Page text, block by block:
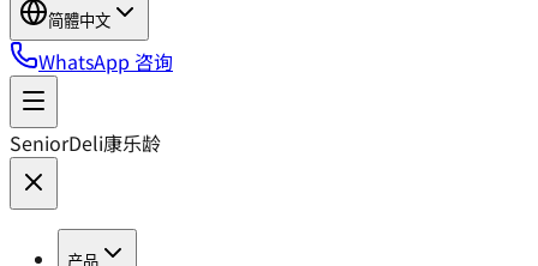
简體中文
WhatsApp 咨询
SeniorDeli康乐龄
产品